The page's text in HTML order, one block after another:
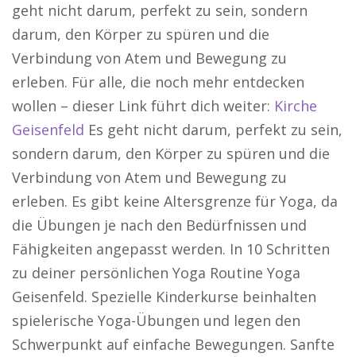
geht nicht darum, perfekt zu sein, sondern
darum, den Körper zu spüren und die
Verbindung von Atem und Bewegung zu
erleben. Für alle, die noch mehr entdecken
wollen – dieser Link führt dich weiter: Kirche
Geisenfeld Es geht nicht darum, perfekt zu sein,
sondern darum, den Körper zu spüren und die
Verbindung von Atem und Bewegung zu
erleben. Es gibt keine Altersgrenze für Yoga, da
die Übungen je nach den Bedürfnissen und
Fähigkeiten angepasst werden. In 10 Schritten
zu deiner persönlichen Yoga Routine Yoga
Geisenfeld. Spezielle Kinderkurse beinhalten
spielerische Yoga-Übungen und legen den
Schwerpunkt auf einfache Bewegungen. Sanfte